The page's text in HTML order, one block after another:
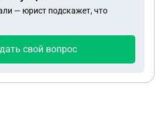
— юрист подскажет, что
свой вопрос